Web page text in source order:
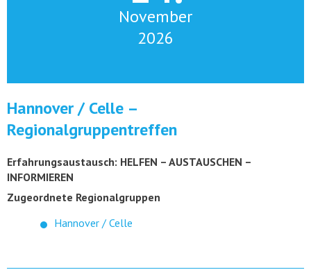
November
2026
Hannover / Celle –
Regionalgruppentreffen
Erfahrungsaustausch: HELFEN – AUSTAUSCHEN –
INFORMIEREN
Zugeordnete Regionalgruppen
Hannover / Celle